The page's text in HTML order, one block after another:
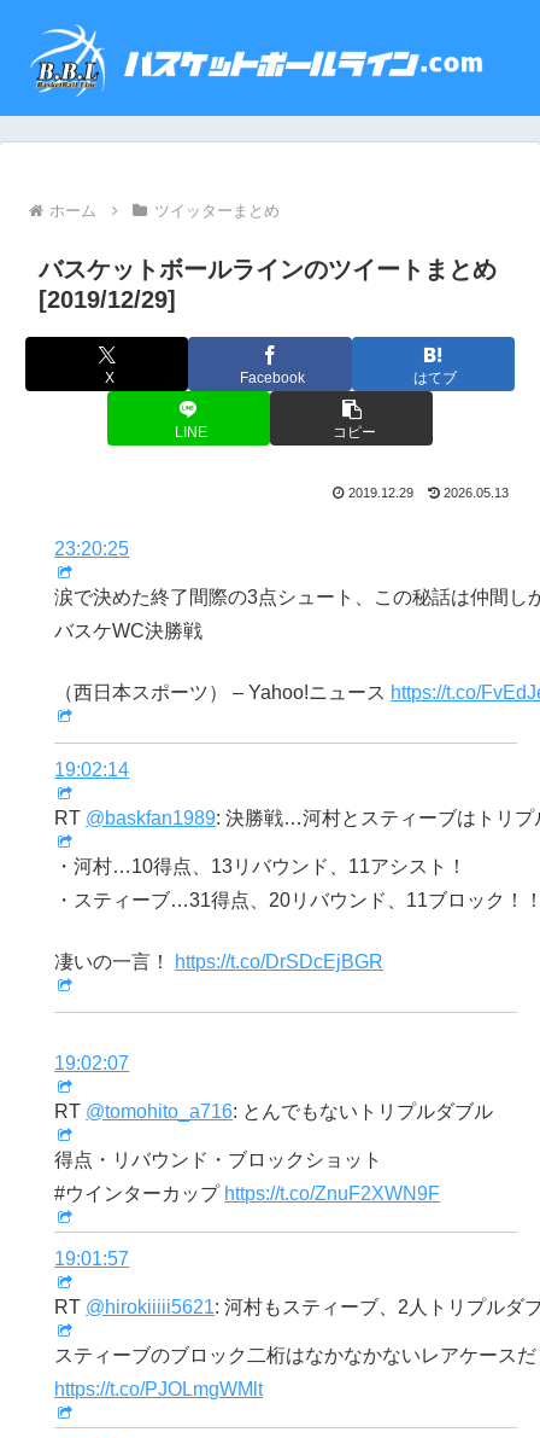
ホーム ツイッターまとめ
バスケットボールラインのツイートまとめ
[2019/12/29]
X Facebook はてブ
LINE コピー
2019.12.29 2026.05.13
23:20:25
涙で決めた終了間際の3点シュート、この秘話は仲間し
バスケWC決勝戦
（西日本スポーツ） – Yahoo!ニュース https://t.co/
19:02:14
RT @baskfan1989: 決勝戦…河村とスティーブはトリプ
・河村…10得点、13リバウンド、11アシスト！
・スティーブ…31得点、20リバウンド、11ブロック！
凄いの一言！ https://t.co/DrSDcEjBGR
19:02:07
RT @tomohito_a716: とんでもないトリプルダブル
得点・リバウンド・ブロックショット
#ウインターカップ https://t.co/ZnuF2XWN9F
19:01:57
RT @hirokiiiii5621: 河村もスティーブ、2人トリプルダ
スティーブのブロック二桁はなかなかないレアケース
https://t.co/PJOLmgWMlt